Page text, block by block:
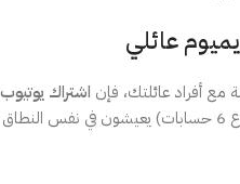
مع أفراد عائلتك، فإن اشتراك
(بالإضافة إليك، ليصبح المجموع 6